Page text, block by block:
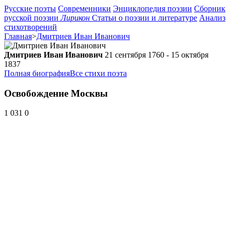
Русские поэты Современники Энциклопедия поэзии Сборник
русской поэзии Лирикон Статьи о поэзии и литературе Анализ
стихотворений
Главная>Дмитриев Иван Иванович
Дмитриев Иван Иванович 21 сентября 1760 - 15 октября
1837
Полная биографияВсе стихи поэта
Освобождение Москвы
1 031 0